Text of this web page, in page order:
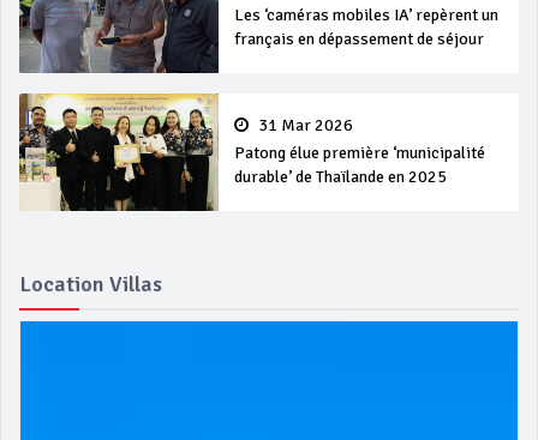
Les ‘caméras mobiles IA’ repèrent un
français en dépassement de séjour
31 Mar 2026
Patong élue première ‘municipalité
durable’ de Thaïlande en 2025
Location Villas